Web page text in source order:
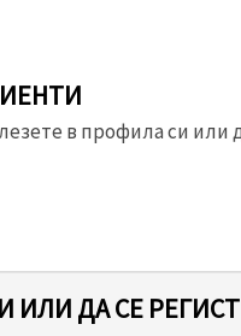
в профила си или
ИЛИ ДА СЕ